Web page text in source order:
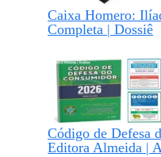
Caixa Homero:
Completa | Dossiê
Código de Defesa
Editora Almeida |